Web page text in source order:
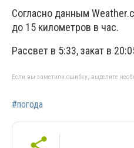
Согласно данным
до 15 километров в час.
Рассвет в 5:33, закат в
Если вы заметили ошибку, выделите
#погода